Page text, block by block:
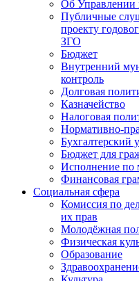
Об Управлении
Публичные
проекту
ЗГО
Бюджет
Внутренний
контроль
Долговая
Казначейство
Налоговая
Нормативно-
Бухгалтерский
Бюджет для
Исполнение по
Финансовая
Социальная сфера
Комиссия по
их прав
Молодёжная
Физическая
Образование